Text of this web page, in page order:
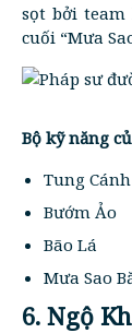
sọt bởi team
cuối “Mưa
Bộ kỹ năng
Tung
Bướm Ảo
Bão Lá
Mưa Sao
6. Ngộ